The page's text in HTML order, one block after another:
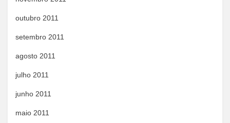
outubro 2011
setembro 2011
agosto 2011
julho 2011
junho 2011
maio 2011